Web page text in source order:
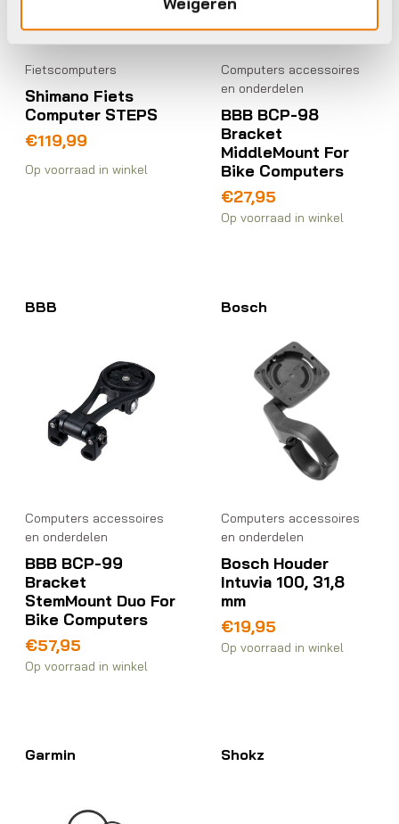
Fietscomputers
Shimano Fiets
Computer STEPS
€119,99
Op voorraad in winkel
Computers accessoires
en onderdelen
BBB BCP-98
Bracket
MiddleMount For
Bike Computers
€27,95
Op voorraad in winkel
BBB
Computers accessoires
en onderdelen
BBB BCP-99
Bracket
StemMount Duo For
Bike Computers
€57,95
Op voorraad in winkel
Bosch
Computers accessoires
en onderdelen
Bosch Houder
Intuvia 100, 31,8
mm
€19,95
Op voorraad in winkel
Garmin Shokz